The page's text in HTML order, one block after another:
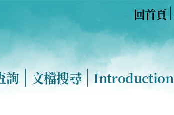
回首頁
詢 文檔搜尋 Introduction